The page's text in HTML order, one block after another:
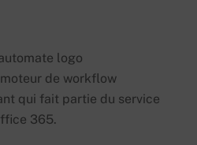
logo
de workflow
qui fait partie du service
365.